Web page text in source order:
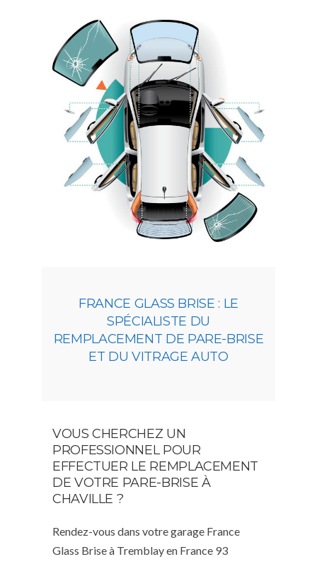
FRANCE GLASS BRISE : LE
SPÉCIALISTE DU
REMPLACEMENT DE PARE-BRISE
ET DU VITRAGE AUTO
VOUS CHERCHEZ UN
PROFESSIONNEL POUR
EFFECTUER LE REMPLACEMENT
DE VOTRE PARE-BRISE À
CHAVILLE ?
Rendez-vous dans votre garage France
Glass Brise à Tremblay en France 93